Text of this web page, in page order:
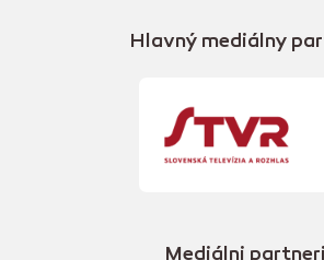
Hlavný mediálny
Mediálni partneri